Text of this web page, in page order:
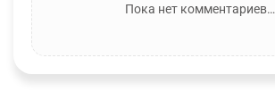
Пока нет комментариев…